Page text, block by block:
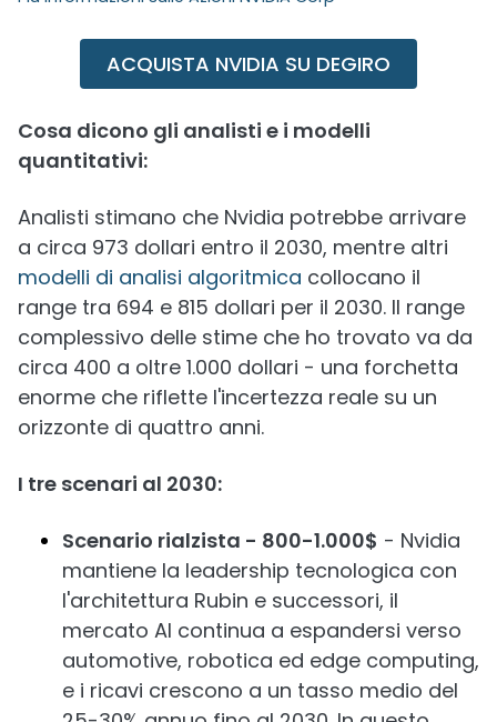
ACQUISTA NVIDIA SU DEGIRO
Cosa dicono gli analisti e i modelli
quantitativi:
Analisti stimano che Nvidia potrebbe arrivare
a circa 973 dollari entro il 2030, mentre altri
modelli di analisi algoritmica collocano il
range tra 694 e 815 dollari per il 2030. Il range
complessivo delle stime che ho trovato va da
circa 400 a oltre 1.000 dollari - una forchetta
enorme che riflette l'incertezza reale su un
orizzonte di quattro anni.
I tre scenari al 2030:
Scenario rialzista - 800-1.000$ - Nvidia
mantiene la leadership tecnologica con
l'architettura Rubin e successori, il
mercato AI continua a espandersi verso
automotive, robotica ed edge computing,
e i ricavi crescono a un tasso medio del